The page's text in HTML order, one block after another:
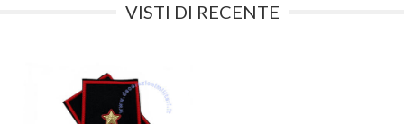
VISTI DI RECENTE